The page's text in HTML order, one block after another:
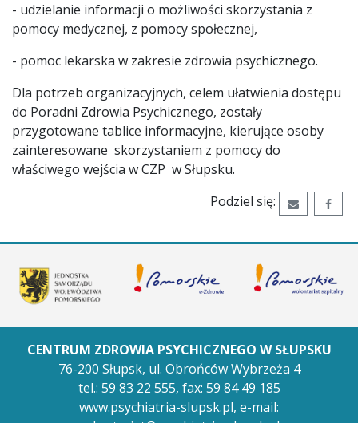
- udzielanie informacji o możliwości skorzystania z
pomocy medycznej, z pomocy społecznej,
- pomoc lekarska w zakresie zdrowia psychicznego.
Dla potrzeb organizacyjnych, celem ułatwienia dostępu
do Poradni Zdrowia Psychicznego, zostały
przygotowane tablice informacyjne, kierujące osoby
zainteresowane skorzystaniem z pomocy do
właściwego wejścia w CZP w Słupsku.
Podziel się:
Wyślij
CENTRUM ZDROWIA PSYCHICZNEGO W SŁUPSKU
76-200 Słupsk, ul. Obrońców Wybrzeża 4
tel.: 59 83 22 555, fax: 59 84 49 185
www.psychiatria-slupsk.pl, e-mail: